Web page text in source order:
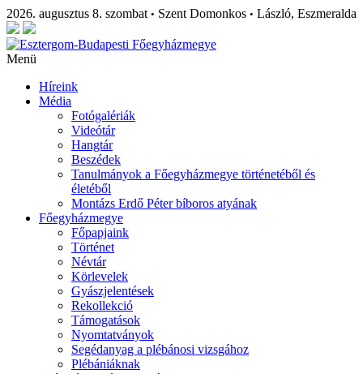
2026. augusztus 8. szombat • Szent Domonkos • László, Eszmeralda
Menü
Híreink
Média
Fotógalériák
Videótár
Hangtár
Beszédek
Tanulmányok a Főegyházmegye történetéből és
életéből
Montázs Erdő Péter bíboros atyának
Főegyházmegye
Főpapjaink
Történet
Névtár
Körlevelek
Gyászjelentések
Rekollekció
Támogatások
Nyomtatványok
Segédanyag a plébánosi vizsgához
Plébániáknak